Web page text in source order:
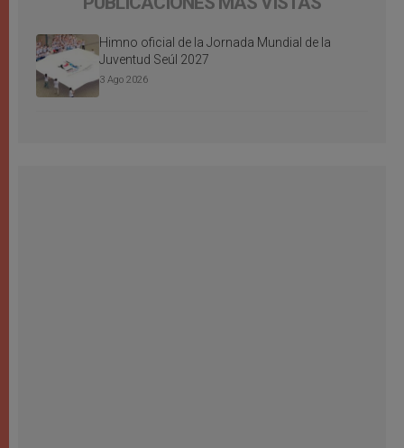
Himno oficial de la Jornada Mundial de la
Juventud Seúl 2027
3 Ago 2026